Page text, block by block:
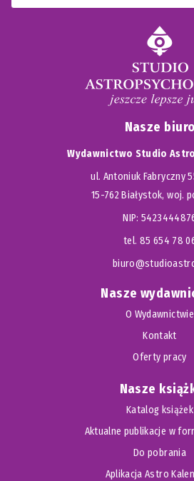
Nasze biuro
Wydawnictwo Studio
ul. Antoniuk Fabryczny
15-762 Białystok, woj.
NIP:
tel. 85 654 78
Nasze
O Wydawnictwie
Kontakt
Oferty pracy
Nasze
Katalog książek
Aktualne publikacje w
Do pobrania
Aplikacja Astro